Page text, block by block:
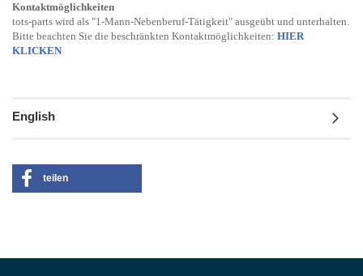
Kontaktmöglichkeiten
tots-parts wird als "1-Mann-Nebenberuf-Tätigkeit" ausgeübt und unterhalten.
Bitte beachten Sie die beschränkten Kontaktmöglichkeiten: HIER
KLICKEN
English
teilen